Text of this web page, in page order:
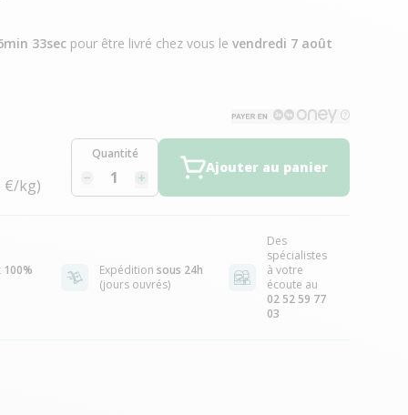
31secpour être livré chez vous le vendredi 7 août
€/kg)
Quantité
Ajouter au panier
100%
Expédition sous 24h
(jours ouvrés)
Des
spécialistes
à votre
écoute au
02 52 59 77
03